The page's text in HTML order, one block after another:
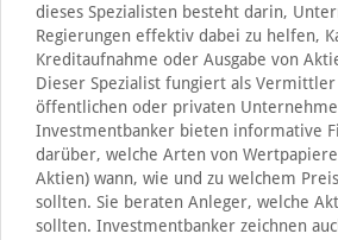
dieses Spezialisten besteht darin,
Regierungen effektiv dabei zu helfen,
Kreditaufnahme oder Ausgabe von
Dieser Spezialist fungiert als Vermittler
öffentlichen oder privaten
Investmentbanker bieten informative
darüber, welche Arten von
Aktien) wann, wie und zu welchem
sollten. Sie beraten Anleger, welche
sollten. Investmentbanker zeichnen